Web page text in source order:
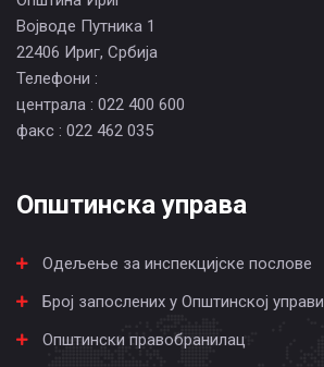
Војводе Путника 1
22406 Ириг, Србија
Телефони :
централа : 022 400 600
факс : 022 462 035
Општинска управа
Одељење за инспекцијске послове
Број запослених у Општинској управи
Општински правобранилац